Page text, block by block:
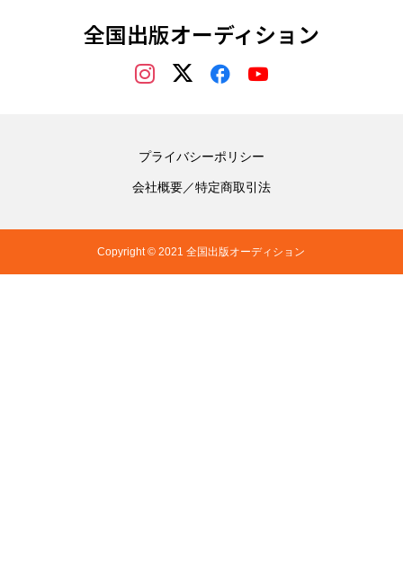
全国出版オーディション
プライバシーポリシー
会社概要／特定商取引法
Copyright © 2021 全国出版オーディション